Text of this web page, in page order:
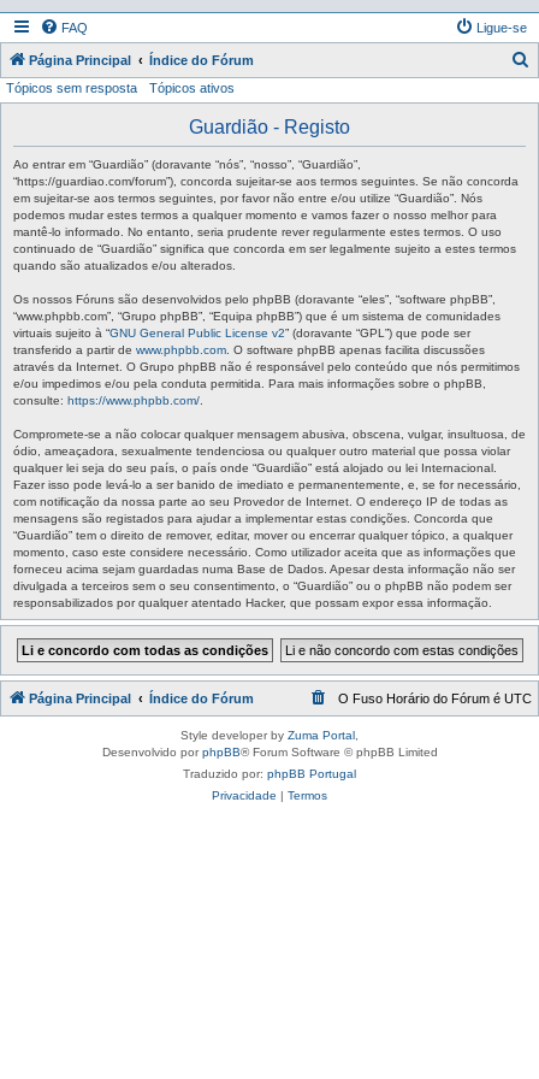
FAQ Ligue-se
Página Principal Índice do Fórum
Tópicos sem resposta Tópicos ativos
Guardião - Registo
Ao entrar em “Guardião” (doravante “nós”, “nosso”, “Guardião”,
“https://guardiao.com/forum”), concorda sujeitar-se aos termos seguintes. Se não concorda
em sujeitar-se aos termos seguintes, por favor não entre e/ou utilize “Guardião”. Nós
podemos mudar estes termos a qualquer momento e vamos fazer o nosso melhor para
mantê-lo informado. No entanto, seria prudente rever regularmente estes termos. O uso
continuado de “Guardião” significa que concorda em ser legalmente sujeito a estes termos
quando são atualizados e/ou alterados.
Os nossos Fóruns são desenvolvidos pelo phpBB (doravante “eles”, “software phpBB”,
“www.phpbb.com”, “Grupo phpBB”, “Equipa phpBB”) que é um sistema de comunidades
virtuais sujeito à “GNU General Public License v2” (doravante “GPL”) que pode ser
transferido a partir de www.phpbb.com . O software phpBB apenas facilita discussões
através da Internet. O Grupo phpBB não é responsável pelo conteúdo que nós permitimos
e/ou impedimos e/ou pela conduta permitida. Para mais informações sobre o phpBB,
consulte: https://www.phpbb.com/
Compromete-se a não colocar qualquer mensagem abusiva, obscena, vulgar, insultuosa, de
ódio, ameaçadora, sexualmente tendenciosa ou qualquer outro material que possa violar
qualquer lei seja do seu país, o país onde “Guardião” está alojado ou lei Internacional.
Fazer isso pode levá-lo a ser banido de imediato e permanentemente, e, se for necessário,
com notificação da nossa parte ao seu Provedor de Internet. O endereço IP de todas as
mensagens são registados para ajudar a implementar estas condições. Concorda que
“Guardião” tem o direito de remover, editar, mover ou encerrar qualquer tópico, a qualquer
momento, caso este considere necessário. Como utilizador aceita que as informações que
forneceu acima sejam guardadas numa Base de Dados. Apesar desta informação não ser
divulgada a terceiros sem o seu consentimento, o “Guardião” ou o phpBB não podem ser
responsabilizados por qualquer atentado Hacker, que possam expor essa informação.
Página Principal Índice do Fórum O Fuso Horário do Fórum é UTC
Style developer by Zuma Portal
Desenvolvido porphpBB® Forum Software © phpBB Limited
Traduzido por: phpBB Portugal
Privacidade | Termos